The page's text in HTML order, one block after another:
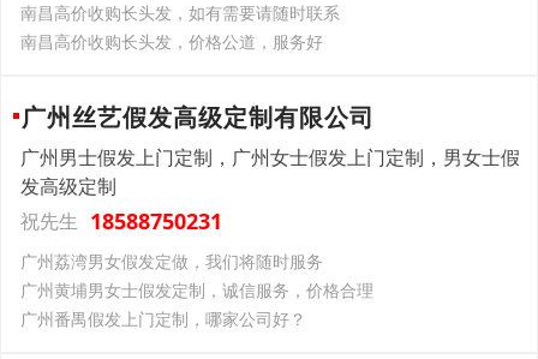
南昌高价收购长头发，如有需要请随时联系
南昌高价收购长头发，价格公道，服务好
广州丝艺假发高级定制有限公司
广州男士假发上门定制，广州女士假发上门定制，男女士假
发高级定制
祝先生 18588750231
广州荔湾男女假发定做，我们将随时服务
广州黄埔男女士假发定制，诚信服务，价格合理
广州番禺假发上门定制，哪家公司好？